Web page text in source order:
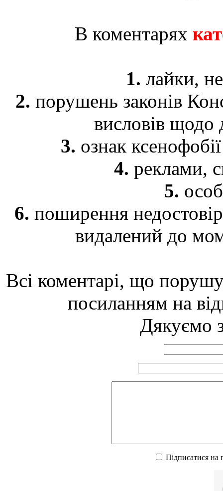
В коментарях
1. лайки,
2. порушень законів
висловів щодо
3. ознак
4. реклами,
5.
6. поширення
видалений до
Всі коментарі, що
посиланням на
Дякуємо
Підписатися на